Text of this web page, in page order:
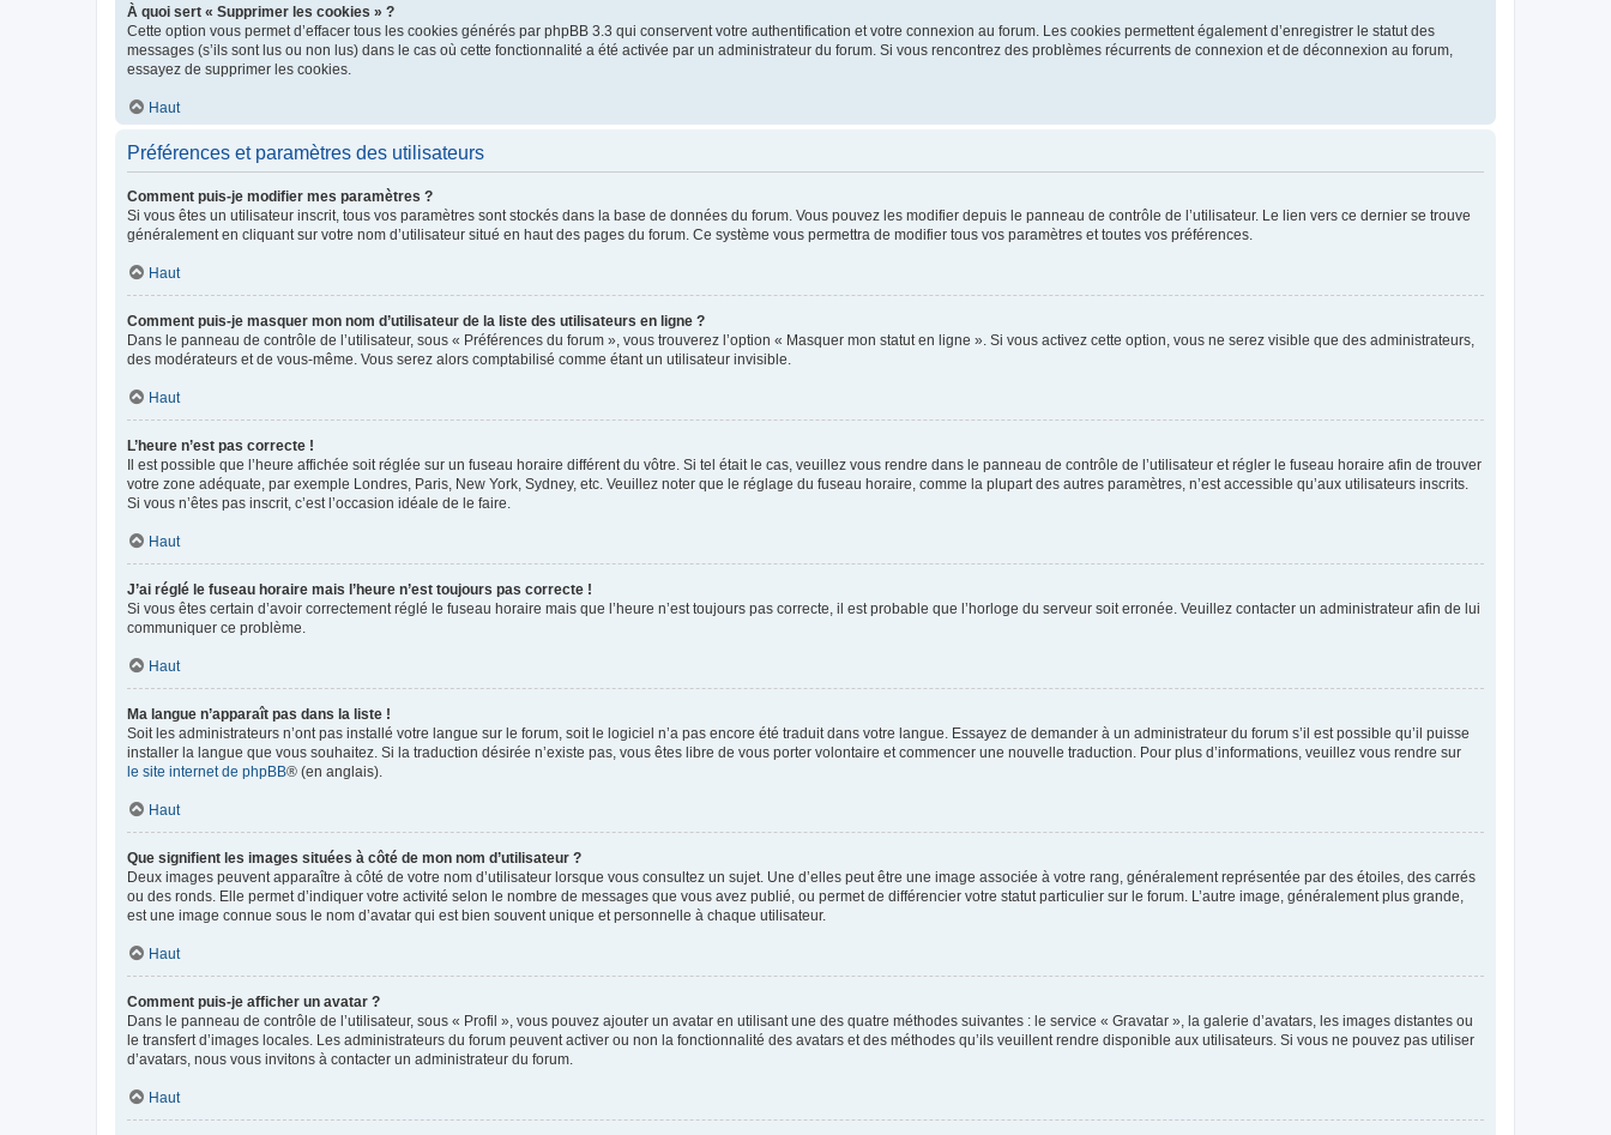
À quoi sert « Supprimer les cookies » ?
Cette option vous permet d’effacer tous les cookies générés par phpBB 3.3 qui conservent votre authentification et votre connexion au forum. Les cookies permettent également d’enregistrer le statut des
messages (s’ils sont lus ou non lus) dans le cas où cette fonctionnalité a été activée par un administrateur du forum. Si vous rencontrez des problèmes récurrents de connexion et de déconnexion au forum,
essayez de supprimer les cookies.
Haut
Préférences et paramètres des utilisateurs
Comment puis-je modifier mes paramètres ?
Si vous êtes un utilisateur inscrit, tous vos paramètres sont stockés dans la base de données du forum. Vous pouvez les modifier depuis le panneau de contrôle de l’utilisateur. Le lien vers ce dernier se trouve
généralement en cliquant sur votre nom d’utilisateur situé en haut des pages du forum. Ce système vous permettra de modifier tous vos paramètres et toutes vos préférences.
Haut
Comment puis-je masquer mon nom d’utilisateur de la liste des utilisateurs en ligne ?
Dans le panneau de contrôle de l’utilisateur, sous « Préférences du forum », vous trouverez l’option « Masquer mon statut en ligne ». Si vous activez cette option, vous ne serez visible que des administrateurs,
des modérateurs et de vous-même. Vous serez alors comptabilisé comme étant un utilisateur invisible.
Haut
L’heure n’est pas correcte !
Il est possible que l’heure affichée soit réglée sur un fuseau horaire différent du vôtre. Si tel était le cas, veuillez vous rendre dans le panneau de contrôle de l’utilisateur et régler le fuseau horaire afin de trouver
votre zone adéquate, par exemple Londres, Paris, New York, Sydney, etc. Veuillez noter que le réglage du fuseau horaire, comme la plupart des autres paramètres, n’est accessible qu’aux utilisateurs inscrits.
Si vous n’êtes pas inscrit, c’est l’occasion idéale de le faire.
Haut
J’ai réglé le fuseau horaire mais l’heure n’est toujours pas correcte !
Si vous êtes certain d’avoir correctement réglé le fuseau horaire mais que l’heure n’est toujours pas correcte, il est probable que l’horloge du serveur soit erronée. Veuillez contacter un administrateur afin de lui
communiquer ce problème.
Haut
Ma langue n’apparaît pas dans la liste !
Soit les administrateurs n’ont pas installé votre langue sur le forum, soit le logiciel n’a pas encore été traduit dans votre langue. Essayez de demander à un administrateur du forum s’il est possible qu’il puisse
installer la langue que vous souhaitez. Si la traduction désirée n’existe pas, vous êtes libre de vous porter volontaire et commencer une nouvelle traduction. Pour plus d’informations, veuillez vous rendre sur
le site internet de phpBB® (en anglais).
Haut
Que signifient les images situées à côté de mon nom d’utilisateur ?
Deux images peuvent apparaître à côté de votre nom d’utilisateur lorsque vous consultez un sujet. Une d’elles peut être une image associée à votre rang, généralement représentée par des étoiles, des carrés
ou des ronds. Elle permet d’indiquer votre activité selon le nombre de messages que vous avez publié, ou permet de différencier votre statut particulier sur le forum. L’autre image, généralement plus grande,
est une image connue sous le nom d’avatar qui est bien souvent unique et personnelle à chaque utilisateur.
Haut
Comment puis-je afficher un avatar ?
Dans le panneau de contrôle de l’utilisateur, sous « Profil », vous pouvez ajouter un avatar en utilisant une des quatre méthodes suivantes : le service « Gravatar », la galerie d’avatars, les images distantes ou
le transfert d’images locales. Les administrateurs du forum peuvent activer ou non la fonctionnalité des avatars et des méthodes qu’ils veuillent rendre disponible aux utilisateurs. Si vous ne pouvez pas utiliser
d’avatars, nous vous invitons à contacter un administrateur du forum.
Haut